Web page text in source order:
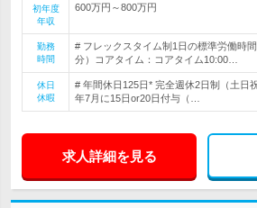
初年度
年収
600万円～800万円
勤務
時間
# フレックスタイム制1日の標準労働時
分）コアタイム：コアタイム10:00…
休日
休暇
# 年間休日125日* 完全週休2日制（土日
年7月に15日or20日付与（…
求人詳細を見る